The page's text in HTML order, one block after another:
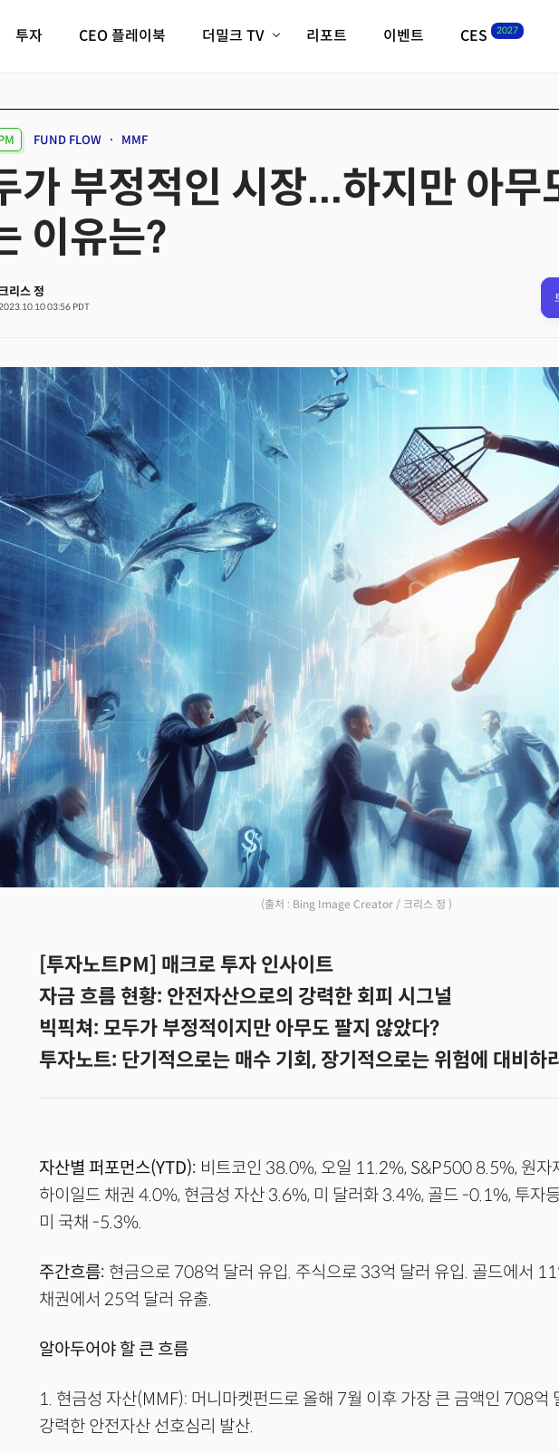
명 미래 교육/직업
투자 CEO 플레이북 더밀크 TV
크리스의 뉴욕 시그널
리포트 이벤트 CES 2027
필드 가이드
CES2027 with
FUND FLOW MMF
가 부정적인 시장...하지만 아무
이유는?
리스 정
03:56 PDT
(출처 : Bing Image Creator / 크리스 정 )
[투자노트PM] 매크로 투자 인사이트
자금 흐름 현황: 안전자산으로의 강력한 회피 시그널
빅픽쳐: 모두가 부정적이지만 아무도 팔지 않았다?
투자노트: 단기적으로는 매수 기회, 장기적으로는 위험에 대비하
자산별 퍼포먼스(YTD): 비트코인 38.0%, 오일 11.2%, S&P500 8.5%, 원자
하이일드 채권 4.0%, 현금성 자산 3.6%, 미 달러화 3.4%, 골드 -0.1%, 투자
미 국채 -5.3%.
주간흐름: 현금으로 708억 달러 유입. 주식으로 33억 달러 유입. 골드에서
채권에서 25억 달러 유출.
알아두어야 할 큰 흐름
1. 현금성 자산(MMF): 머니마켓펀드로 올해 7월 이후 가장 큰 금액인 708억
강력한 안전자산 선호심리 발산.